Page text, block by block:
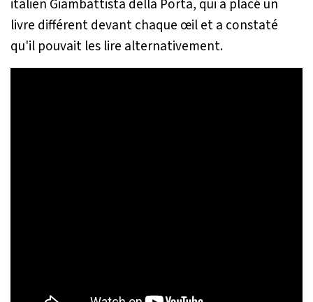
italien Giambattista della Porta, qui a placé un
livre différent devant chaque œil et a constaté
qu'il pouvait les lire alternativement.